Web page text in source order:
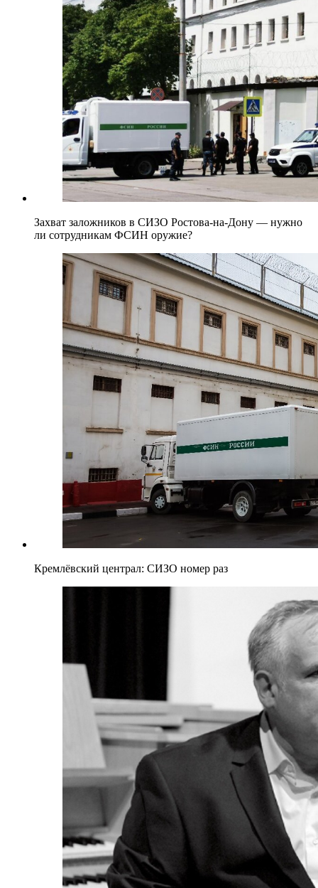
Захват заложников в СИЗО Ростова-на-Дону — нужно
ли сотрудникам ФСИН оружие?
Кремлёвский централ: СИЗО номер раз